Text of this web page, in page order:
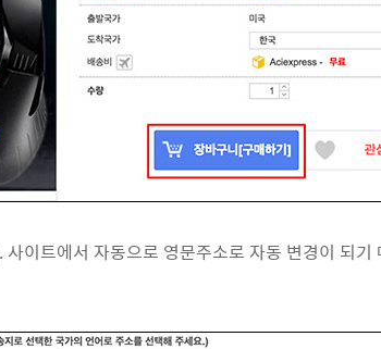
이트에서 자동으로 영문주소로 자동 변경이 되